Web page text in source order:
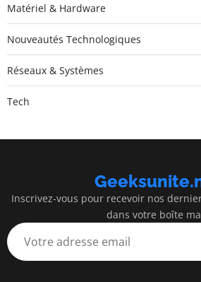
Matériel & Hardware
Nouveautés Technologiques
Réseaux & Systèmes
Tech
Inscrivez-vous pour recevoir nos
dans votre boîte